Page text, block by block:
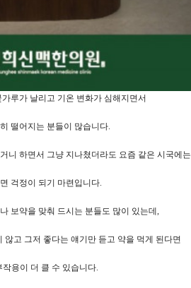
루가 날리고 기온 변화가 심해지면서
떨어지는 분들이 많습니다.
니 하면서 그냥 지나쳤더라도 요즘 같은 시국에는
걱정이 되기 마련입니다.
보약을 맞춰 드시는 분들도 많이 있는데,
않고 그저 좋다는 얘기만 듣고 약을 먹게 된다면
작용이 더 클 수 있습니다.